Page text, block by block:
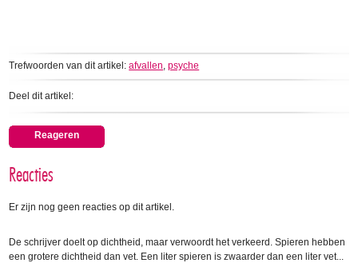
Trefwoorden van dit artikel:afvallen,psyche
Deel dit artikel:
Reageren
Reacties
Er zijn nog geen reacties op dit artikel.
De schrijver doelt op dichtheid, maar verwoordt het verkeerd. Spieren hebben
een grotere dichtheid dan vet. Een liter spieren is zwaarder dan een liter vet...